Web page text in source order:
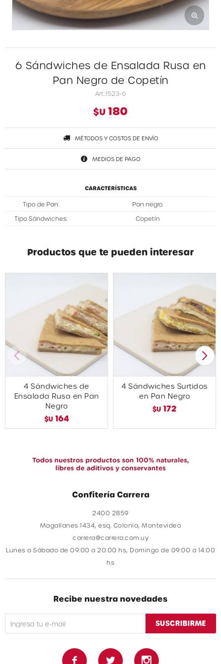
6 Sándwiches de Ensalada Rusa en
Pan Negro de Copetín
1523-6
$U 180
MÉTODOS Y COSTOS DE ENVÍO
MEDIOS DE PAGO
CARACTERÍSTICAS
Tipo de Pan Pan negro
Tipo Sándwiches Copetín
Productos que te pueden interesar
4 Sándwiches de
Ensalada Rusa en Pan
Negro
$U 164
4 Sándwiches Surtidos
en Pan Negro
$U 172
Confitería Carrera
2400 2859
Magallanes 1434, esq. Colonia, Montevideo
carrera@carrera.com.uy
Lunes a Sábado de 09:00 a 20:00 hs, Domingo de 09:00 a 14:00
hs
Recibe nuestra novedades
SUSCRIBIRME
  